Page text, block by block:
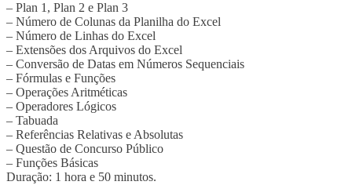
– Plan 1, Plan 2 e Plan 3
– Número de Colunas da Planilha do Excel
– Número de Linhas do Excel
– Extensões dos Arquivos do Excel
– Conversão de Datas em Números Sequenciais
– Fórmulas e Funções
– Operações Aritméticas
– Operadores Lógicos
– Tabuada
– Referências Relativas e Absolutas
– Questão de Concurso Público
– Funções Básicas
Duração: 1 hora e 50 minutos.